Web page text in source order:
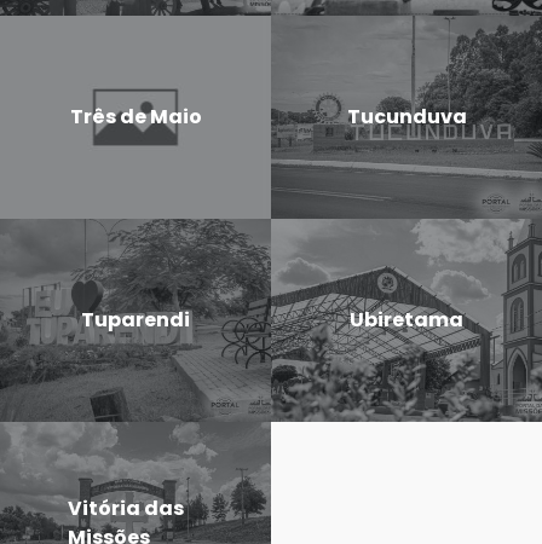
Três de Maio Tucunduva
Tuparendi Ubiretama
Vitória das
Missões